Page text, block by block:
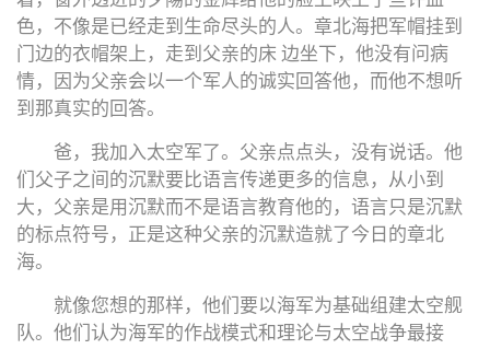
色，不像是已经走到生命尽头的人。章北海把军帽挂到
门边的衣帽架上，走到父亲的床 边坐下，他没有问病
情，因为父亲会以一个军人的诚实回答他，而他不想听
到那真实的回答。
爸，我加入太空军了。父亲点点头，没有说话。他
们父子之间的沉默要比语言传递更多的信息，从小到
大，父亲是用沉默而不是语言教育他的，语言只是沉默
的标点符号，正是这种父亲的沉默造就了今日的章北
海。
就像您想的那样，他们要以海军为基础组建太空舰
队。他们认为海军的作战模式和理论与太空战争最接